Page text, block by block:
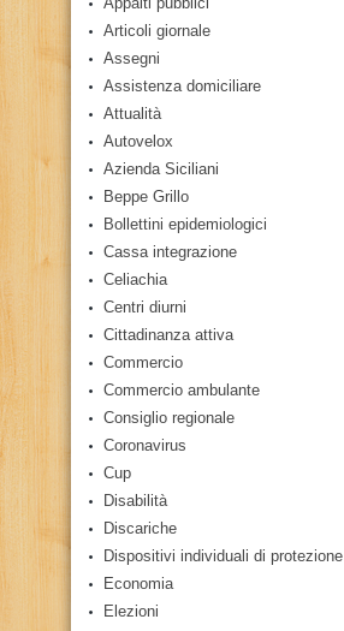
Articoli giornale
Assegni
Assistenza domiciliare
Attualità
Autovelox
Azienda Siciliani
Beppe Grillo
Bollettini epidemiologici
Cassa integrazione
Celiachia
Centri diurni
Cittadinanza attiva
Commercio
Commercio ambulante
Consiglio regionale
Coronavirus
Cup
Disabilità
Discariche
Dispositivi individuali di protezione
Economia
Elezioni